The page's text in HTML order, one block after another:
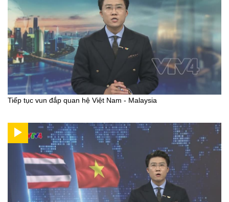
Tiếp tục vun đắp quan hệ Việt Nam - Malaysia